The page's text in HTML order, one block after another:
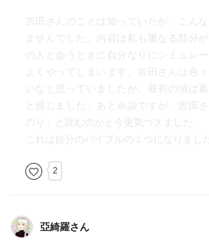
たり等で、(理解できず)すみませんと謝罪
そうしてまた流れる、『そうじゃない感
今日も浮く。
今日も死海。
もう一回お酒を飲みながら読み直そう。
・他愛ない会話も、質問で終わらせてみる
吉田さんのことは知っていたが、こん
ませんでした。内容は私も重なる部分
の人と会うときに自分なりにシミュレ
よくやってしまいます。吉田さんは色
いなと思っていましたが、最初の頃は葛
と感じました。あと余談ですが、吉田
のり」と読むのかと今更気づきました。
これは自分のバイブルの１つになりまし
2
亞綺羅さん